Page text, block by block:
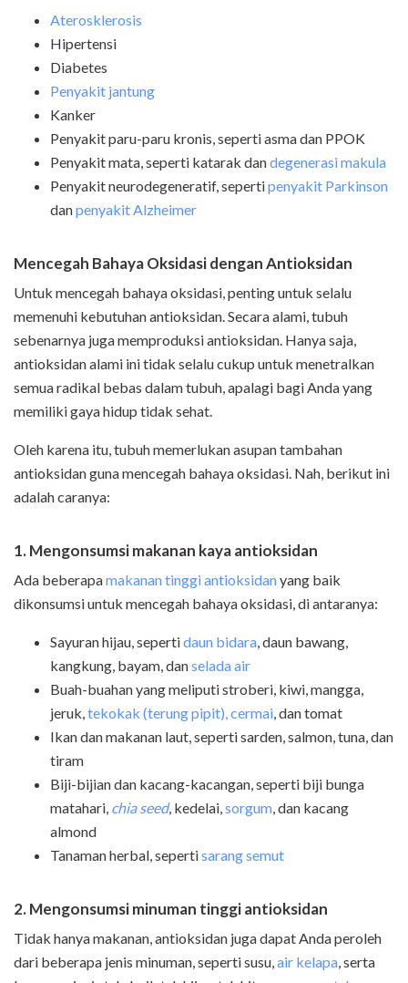
Aterosklerosis
Hipertensi
Diabetes
Penyakit jantung
Kanker
Penyakit paru-paru kronis, seperti asma dan PPOK
Penyakit mata, seperti katarak dandegenerasi makula
Penyakit neurodegeneratif, sepertipenyakit Parkinson
danpenyakit Alzheimer
Mencegah Bahaya Oksidasi dengan Antioksidan
Untuk mencegah bahaya oksidasi, penting untuk selalu
memenuhi kebutuhan antioksidan. Secara alami, tubuh
sebenarnya juga memproduksi antioksidan. Hanya saja,
antioksidan alami ini tidak selalu cukup untuk menetralkan
semua radikal bebas dalam tubuh, apalagi bagi Anda yang
memiliki gaya hidup tidak sehat.
Oleh karena itu, tubuh memerlukan asupan tambahan
antioksidan guna mencegah bahaya oksidasi. Nah, berikut ini
adalah caranya:
1. Mengonsumsi makanan kaya antioksidan
Ada beberapamakanan tinggi antioksidanyang baik
dikonsumsi untuk mencegah bahaya oksidasi, di antaranya:
Sayuran hijau, sepertidaun bidara, daun bawang,
kangkung, bayam, danselada air
Buah-buahan yang meliputi stroberi, kiwi, mangga,
jeruk,tekokak (terung pipit),cermai, dan tomat
Ikan dan makanan laut, seperti sarden, salmon, tuna, dan
tiram
Biji-bijian dan kacang-kacangan, seperti biji bunga
matahari, chia seed, kedelai,sorgum, dan kacang
almond
Tanaman herbal, sepertisarang semut
2. Mengonsumsi minuman tinggi antioksidan
Tidak hanya makanan, antioksidan juga dapat Anda peroleh
dari beberapa jenis minuman, seperti susu,air kelapa, serta